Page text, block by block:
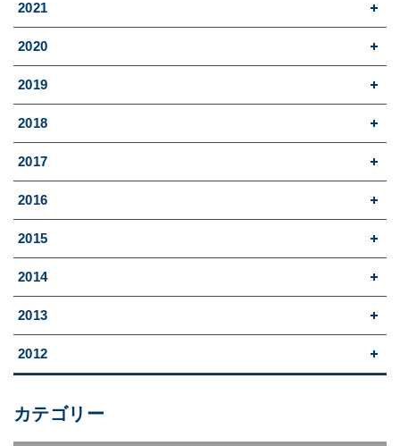
2021
2020
2019
2018
2017
2016
2015
2014
2013
2012
カテゴリー